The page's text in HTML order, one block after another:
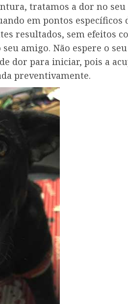
tratamos a dor no seu
em pontos específicos
resultados, sem efeitos
amigo. Não espere o seu
dor para iniciar, pois a
preventivamente.